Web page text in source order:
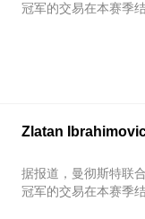
冠军的交易在本赛季
Zlatan
据报道，曼彻斯特联
冠军的交易在本赛季